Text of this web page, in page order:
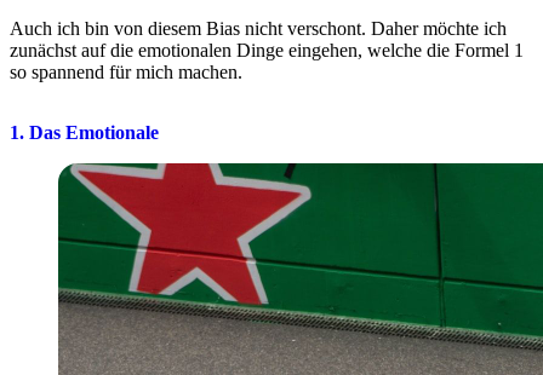
Auch ich bin von diesem Bias nicht verschont. Daher möchte ich
zunächst auf die emotionalen Dinge eingehen, welche die Formel 1
so spannend für mich machen.
1. Das Emotionale